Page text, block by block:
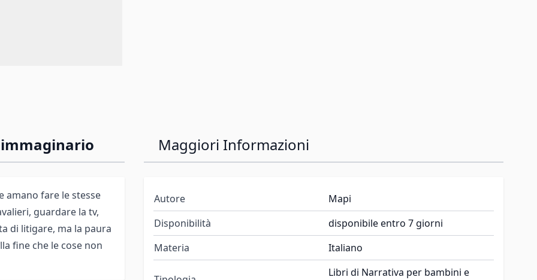
amano fare le stesse
guardare la tv,
di litigare, ma la paura
fine che le cose non
Maggiori Informazioni
Autore
Mapi
Disponibilità
disponibile entro 7 giorni
Materia
Italiano
Libri di Narrativa per bambini e